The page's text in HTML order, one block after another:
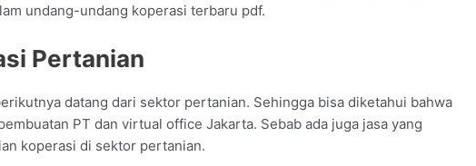
undang-undang koperasi terbaru pdf.
Pertanian
datang dari sektor pertanian. Sehingga bisa diketahui bahwa
PT dan virtual office Jakarta. Sebab ada juga jasa yang
koperasi di sektor pertanian.